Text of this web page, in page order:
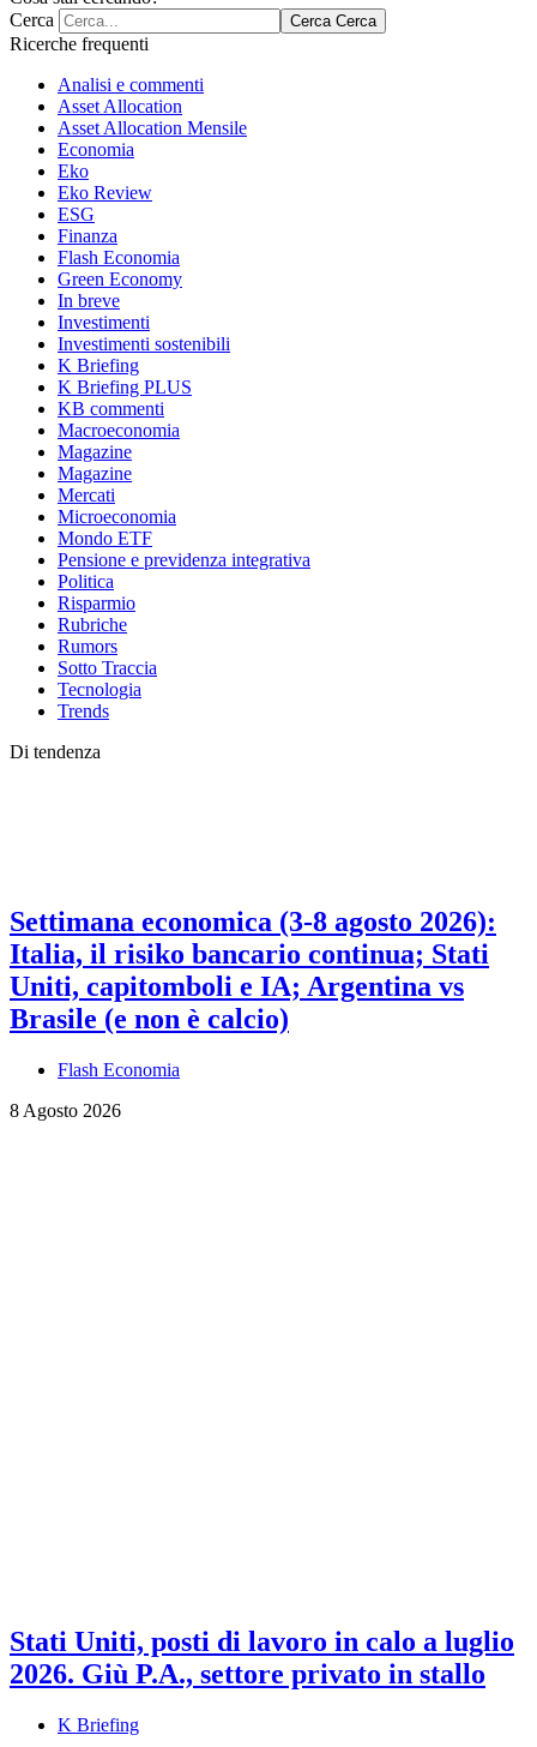
Cerca
Cerca Cerca
Ricerche frequenti
Analisi e commenti
Asset Allocation
Asset Allocation Mensile
Economia
Eko
Eko Review
ESG
Finanza
Flash Economia
Green Economy
In breve
Investimenti
Investimenti sostenibili
K Briefing
K Briefing PLUS
KB commenti
Macroeconomia
Magazine
Magazine
Mercati
Microeconomia
Mondo ETF
Pensione e previdenza integrativa
Politica
Risparmio
Rubriche
Rumors
Sotto Traccia
Tecnologia
Trends
Di tendenza
Settimana economica (3-8 agosto 2026):
Italia, il risiko bancario continua; Stati
Uniti, capitomboli e IA; Argentina vs
Brasile (e non è calcio)
Flash Economia
8 Agosto 2026
Stati Uniti, posti di lavoro in calo a luglio
2026. Giù P.A., settore privato in stallo
K Briefing